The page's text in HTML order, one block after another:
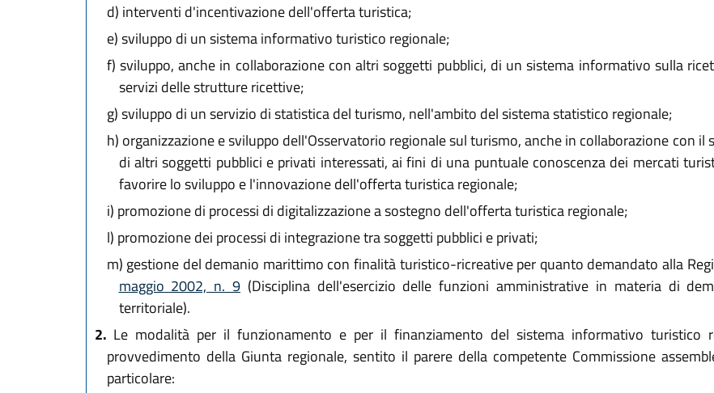
d) interventi d'incentivazione dell'offerta turistica;
e)sviluppo di un sistema informativo turistico regionale;
f) sviluppo, anche in collaborazione con altri soggetti pubblici, di un sistema informativo sulla
servizi delle strutture ricettive;
g)sviluppo di un servizio di statistica del turismo, nell'ambito del sistema statistico regionale;
h) organizzazione e sviluppo dell'Osservatorio regionale sul turismo, anche in collaborazione con il
di altri soggetti pubblici e privati interessati, ai fini di una puntuale conoscenza dei mercati
favorire lo sviluppo e l'innovazione dell'offerta turistica regionale;
i) promozione di processi di digitalizzazione a sostegno dell'offerta turistica regionale;
l) promozione dei processi di integrazione tra soggetti pubblici e privati;
m) gestione del demanio marittimo con finalità turistico-ricreative per quanto demandato alla
maggio 2002, n. 9(Disciplina dell'esercizio delle funzioni amministrative in materia di
territoriale).
2. Le modalità per il funzionamento e per il finanziamento del sistema informativo turistico
provvedimento della Giunta regionale, sentito il parere della competente Commissione
particolare: